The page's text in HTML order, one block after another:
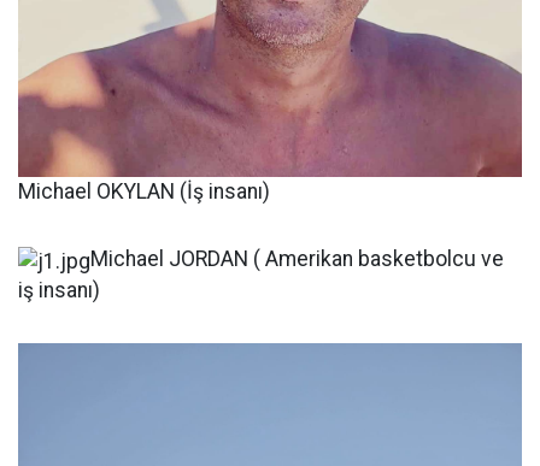
Michael OKYLAN (İş insanı)
Michael JORDAN ( Amerikan basketbolcu ve
iş insanı)